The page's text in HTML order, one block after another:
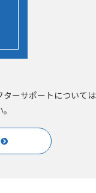
ーサポートについては